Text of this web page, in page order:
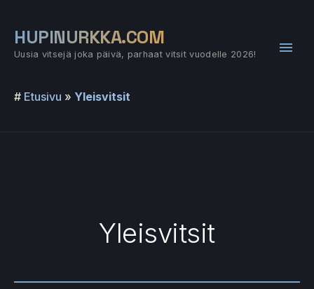
sisältöön
HUPINURKKA.COM
Uusia vitsejä joka päivä, parhaat vitsit vuodelle 2026!
# Etusivu » Yleisvitsit
Yleisvitsit